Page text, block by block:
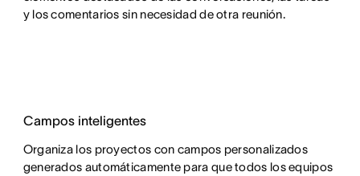
y los comentarios sin necesidad de otra reunión.
Campos inteligentes
Organiza los proyectos con campos personalizados
generados automáticamente para que todos los equipos